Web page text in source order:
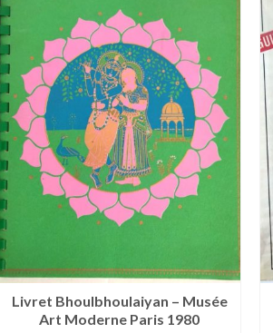
Livret Bhoulbhoulaiyan – Musée
Art Moderne Paris 1980